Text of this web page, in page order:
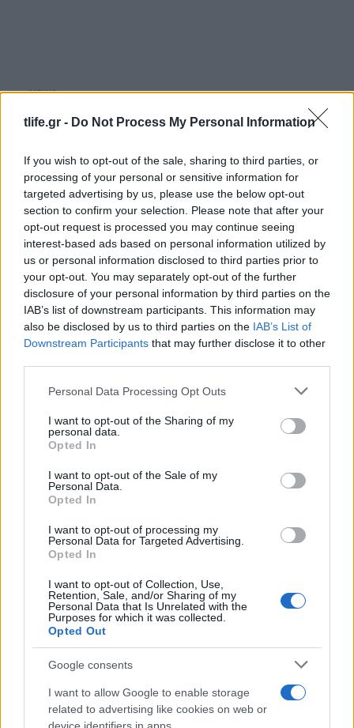
tlife.gr - Do Not Process My Personal Information
If you wish to opt-out of the sale, sharing to third parties, or
processing of your personal or sensitive information for
targeted advertising by us, please use the below opt-out
section to confirm your selection. Please note that after your
opt-out request is processed you may continue seeing
interest-based ads based on personal information utilized by
us or personal information disclosed to third parties prior to
your opt-out. You may separately opt-out of the further
disclosure of your personal information by third parties on the
IAB’s list of downstream participants. This information may
also be disclosed by us to third parties on the IAB’s List of
Downstream Participants that may further disclose it to other
Please note that this website/app uses one or more Google
not limited to your visit or usage behaviour. You may click to
grant or deny consent to Google and its third-party tags to
use your data for below specified purposes in below Google
consent section.
Personal Data Processing Opt Outs
I want to opt-out of the Sharing of my
personal data.
Opted In
I want to opt-out of the Sale of my
Personal Data.
Opted In
I want to opt-out of processing my
Personal Data for Targeted Advertising.
Opted In
I want to opt-out of Collection, Use,
Retention, Sale, and/or Sharing of my
Personal Data that Is Unrelated with the
Purposes for which it was collected.
Opted Out
Google consents
I want to allow Google to enable storage
related to advertising like cookies on web or
Ιουλία Καλλιμάνη: Θαμώνας της πέταξε
λουλούδια στο πρόσωπο – «Εσένα σου αρέσει
07.08.2026
Γιάννης Τσιμιτσέλης: Οι σπάνιες φωτογραφίες
με τον αδελφό του, Λάμπρο και οι ευχές για τα
γενέθλιά του
07.08.2026